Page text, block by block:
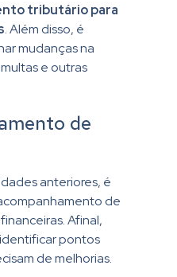
tributário para
. Além disso, é
mudanças na
e outras
de
anteriores, é
de
Afinal,
pontos
de melhorias.